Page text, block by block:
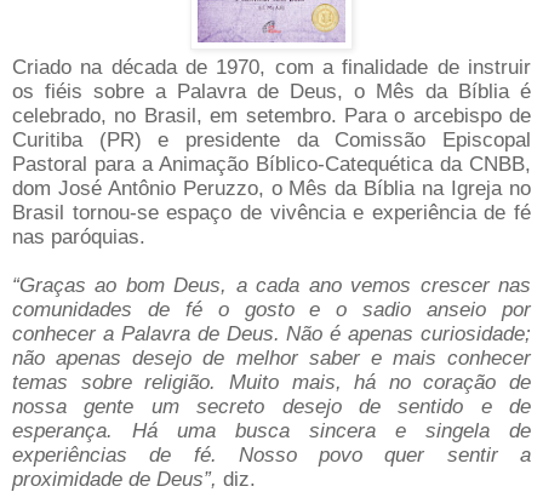
Criado na década de 1970, com a finalidade de instruir
os fiéis sobre a Palavra de Deus, o Mês da Bíblia é
celebrado, no Brasil, em setembro. Para o arcebispo de
Curitiba (PR) e presidente da Comissão Episcopal
Pastoral para a Animação Bíblico-Catequética da CNBB,
dom José Antônio Peruzzo, o Mês da Bíblia na Igreja no
Brasil tornou-se espaço de vivência e experiência de fé
nas paróquias.
“Graças ao bom Deus, a cada ano vemos crescer nas
comunidades de fé o gosto e o sadio anseio por
conhecer a Palavra de Deus. Não é apenas curiosidade;
não apenas desejo de melhor saber e mais conhecer
temas sobre religião. Muito mais, há no coração de
nossa gente um secreto desejo de sentido e de
esperança. Há uma busca sincera e singela de
experiências de fé. Nosso povo quer sentir a
proximidade de Deus”, diz.